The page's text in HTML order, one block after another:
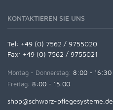
KONTAKTIEREN SIE UNS
Tel: +49 (0) 7562 / 9755020
Fax: +49 (0) 7562 / 9755021
Montag - Donnerstag: 8:00 - 16:30
Freitag: 8:00 - 15:00
shop@schwarz-pflegesysteme.de